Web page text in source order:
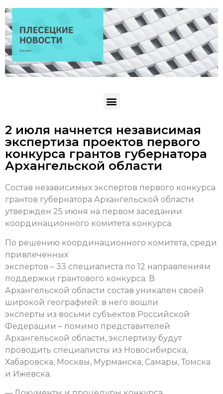
2 июля начнется независимая
экспертиза проектов первого
конкурса грантов губернатора
Архангельской области
Состав независимых экспертов первого конкурса
грантов губернатора Архангельской области
утвержден 25 июня на первом заседании
координационного комитета конкурса.
По решению координационного комитета, среди
привлеченных
экспертов – 33 специалиста по 12 направлениям
поддержки грантового конкурса. В
Архангельской области состав уникален своей
широкой географией: в него вошли
эксперты из восьми субъектов Российской
Федерации – помимо представителей
Архангельской области, экспертизу будут
проводить специалисты из Новосибирска,
Хабаровска, Москвы, Мурманска, Самары, Томска
и Ижевска.